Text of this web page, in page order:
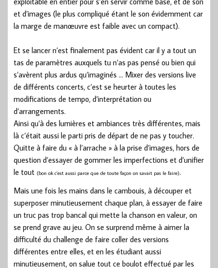
et d’images (le plus compliqué étant le son évidemment car
la marge de manœuvre est faible avec un compact).
Et se lancer n’est finalement pas évident car il y a tout un
tas de paramètres auxquels tu n’as pas pensé ou bien qui
s’avèrent plus ardus qu’imaginés … Mixer des versions live
de différents concerts, c’est se heurter à toutes les
modifications de tempo, d’interprétation ou
d’arrangements.
Ainsi qu’à des lumières et ambiances très différentes, mais
là c’était aussi le parti pris de départ de ne pas y toucher.
Quitte à faire du « à l’arrache » à la prise d’images, hors de
question d’essayer de gommer les imperfections et d’unifier
le tout (bon ok c’est aussi parce que de toute façon on savait pas le faire).
Mais une fois les mains dans le cambouis, à découper et
superposer minutieusement chaque plan, à essayer de faire
un truc pas trop bancal qui mette la chanson en valeur, on
se prend grave au jeu. On se surprend même à aimer la
difficulté du challenge de faire coller des versions
différentes entre elles, et en les étudiant aussi
minutieusement, on salue tout ce boulot effectué par les